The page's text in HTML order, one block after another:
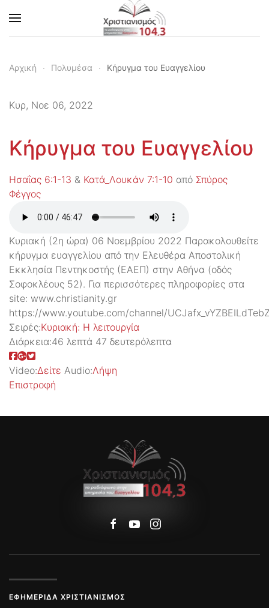
Skip to main content
Αρχική Πολυμέσα Κήρυγμα του Ευαγγελίου
Κυρ, Νοε 06, 2022
Κήρυγμα του Ευαγγελίου
Ησαΐας 6:1-13 & Κατά_Λουκάν 7:1-10 από Σπύρος
Φέγγος
Κυριακή (2η ώρα) 06 Νοεμβρίου 2022 Παρακολουθείτε
κήρυγμα ευαγγελίου από την Ελευθέρα Αποστολική
Εκκλησία Πεντηκοστής (ΕΑΕΠ) στην Αθήνα (οδός
Σοφοκλέους 52). Για περισσότερες πληροφορίες στα
site: www.christianity.gr
https://www.youtube.com/channel/
Σειρές:Kυριακή: H λειτουργία
Διάρκεια:46 λεπτά 47 δευτερόλεπτα
Video:Δείτε Audio:Λήψη
Επιστροφή
ΕΦΗΜΕΡΊΔΑ ΧΡΙΣΤΙΑΝΙΣΜΌΣ